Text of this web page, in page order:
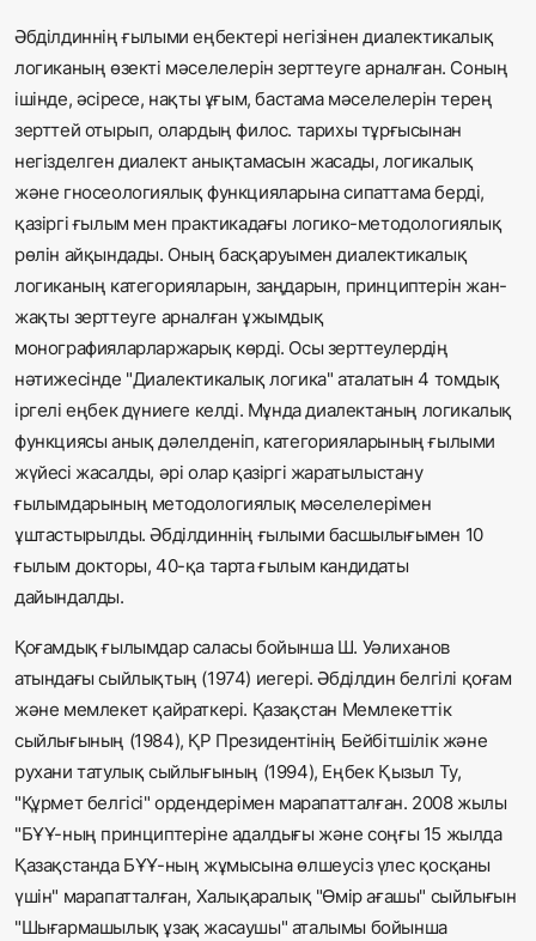
Әбділдиннің ғылыми еңбектері негізінен диалектикалық
логиканың өзекті мәселелерін зерттеуге арналған. Соның
ішінде, әсіресе, нақты ұғым, бастама мәселелерін терең
зерттей отырып, олардың филос. тарихы тұрғысынан
негізделген диалект анықтамасын жасады, логикалық
және гносеологиялық функцияларына сипаттама берді,
қазіргі ғылым мен практикадағы логико-методологиялық
рөлін айқындады. Оның басқаруымен диалектикалық
логиканың категорияларын, заңдарын, принциптерін жан-
жақты зерттеуге арналған ұжымдық
монографияларларжарық көрді. Осы зерттеулердің
нәтижесінде "Диалектикалық логика" аталатын 4 томдық
іргелі еңбек дүниеге келді. Мұнда диалектаның логикалық
функциясы анық дәлелденіп, категорияларының ғылыми
жүйесі жасалды, әрі олар қазіргі жаратылыстану
ғылымдарының методологиялық мәселелерімен
ұштастырылды. Әбділдиннің ғылыми басшылығымен 10
ғылым докторы, 40-қа тарта ғылым кандидаты
дайындалды.
Қоғамдық ғылымдар саласы бойынша Ш. Уәлиханов
атындағы сыйлықтың (1974) иегері. Әбділдин белгілі қоғам
және мемлекет қайраткері. Қазақстан Мемлекеттік
сыйлығының (1984), ҚР Президентінің Бейбітшілік және
рухани татулық сыйлығының (1994), Еңбек Қызыл Ту,
"Құрмет белгісі" ордендерімен марапатталған. 2008 жылы
"БҰҰ-ның принциптеріне адалдығы және соңғы 15 жылда
Қазақстанда БҰҰ-ның жұмысына өлшеусіз үлес қосқаны
үшін" марапатталған, Халықаралық "Өмір ағашы" сыйлығын
"Шығармашылық ұзақ жасаушы" аталымы бойынша